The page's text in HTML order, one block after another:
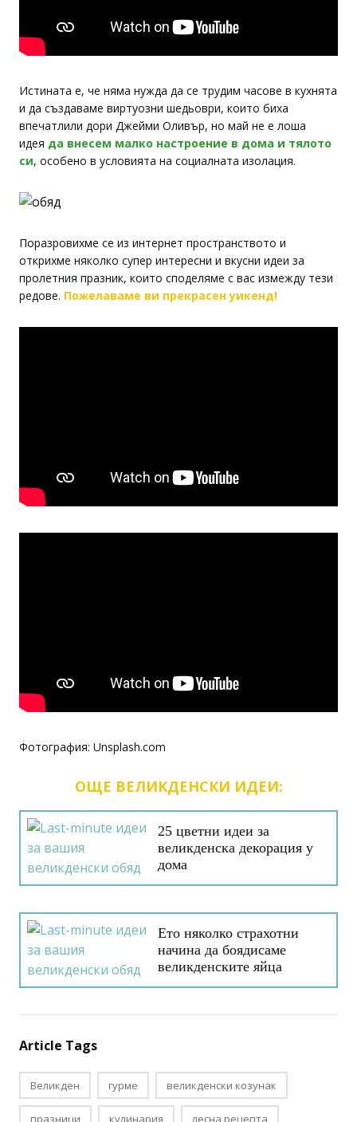
Истината е, че няма нужда да се трудим часове в кухнята
и да създаваме виртуозни шедьоври, които биха
впечатлили дори Джейми Оливър, но май не е лоша
идея да внесем малко настроение в дома и тялото
си, особено в условията на социалната изолация.
Поразровихме се из интернет пространството и
открихме няколко супер интересни и вкусни идеи за
пролетния празник, които споделяме с вас измежду тези
редове. Пожелаваме ви прекрасен уикенд!
Фотография: Unsplash.com
ОЩЕ ВЕЛИКДЕНСКИ ИДЕИ:
25 цветни идеи за
великденска декорация у
дома
Ето няколко страхотни
начина да боядисаме
великденските яйца
Article Tags
Великден гурме великденски козунак
празници кулинария лесна рецепта